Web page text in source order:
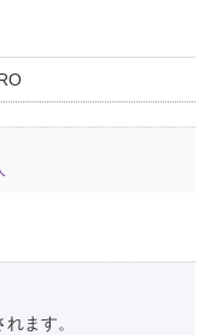
ます。